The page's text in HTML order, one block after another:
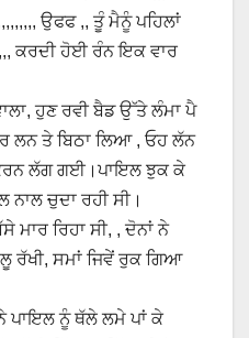
ਉਫਫ ,, ਤੂੰ ਮੈਨੂੰ ਪਹਿਲਾਂ
ਕਰਦੀ ਹੋਈ ਰੰਨ ਇਕ ਵਾਰ
ਹੁਣ ਰਵੀ ਬੈਡ ਉੱਤੇ ਲੰਮਾ ਪੈ
ਤੇ ਬਿਠਾ ਲਿਆ , ਓਹ ਲੱਨ
ਲੱਗ ਗਈ।ਪਾਇਲ ਝੁਕ ਕੇ
ਨਾਲ ਚੁਦਾ ਰਹੀ ਸੀ।
ਮਾਰ ਰਿਹਾ ਸੀ, , ਦੋਨਾਂ ਨੇ
ਰੱਖੀ, ਸਮਾਂ ਜਿਵੇਂ ਰੁਕ ਗਿਆ
ਪਾਇਲ ਨੂੰ ਥੱਲੇ ਲਮੇ ਪਾਂ ਕੇ